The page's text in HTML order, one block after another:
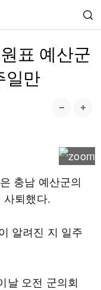
표 예산군
일만
충남 예산군의
사퇴했다.
알려진 지 일주
날 오전 군의회